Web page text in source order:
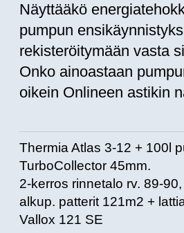
Näyttääkö
pumpun
rekisteröitymään vasta
Onko ainoastaan
oikein Onlineen astikin
Thermia Atlas 3-12 + 100l
TurboCollector 45mm.
2-kerros rinnetalo rv. 89-
alkup. patterit 121m2 +
Vallox 121 SE